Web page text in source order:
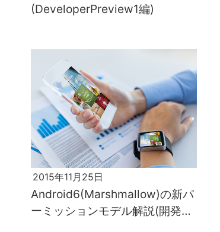
(DeveloperPreview1編)
2015年11月25日
Android6(Marshmallow)の新パ
ーミッションモデル解説(開発者